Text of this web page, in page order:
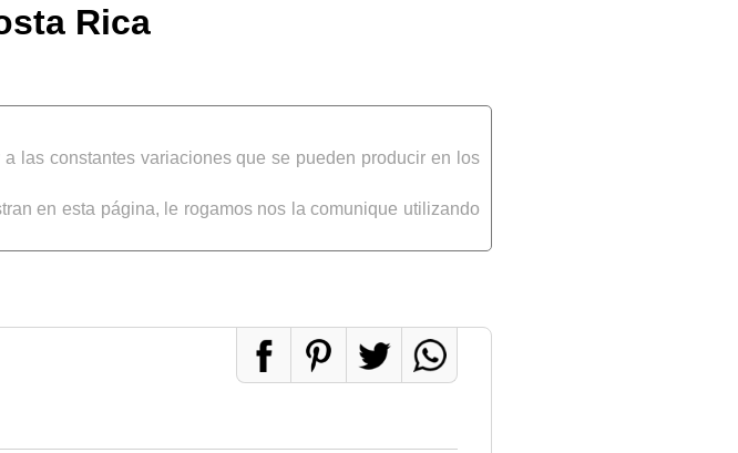
Rica
las constantes variaciones que se pueden producir en los
en esta página, le rogamos nos la comunique utilizando